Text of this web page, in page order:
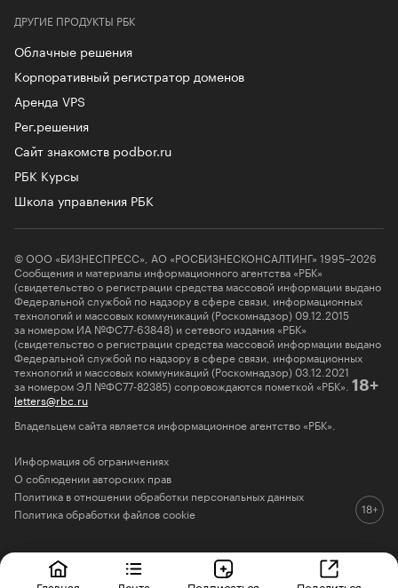
ДРУГИЕ ПРОДУКТЫ РБК
Облачные решения
Корпоративный регистратор доменов
Аренда VPS
Рег.решения
Сайт знакомств podbor.ru
РБК Курсы
Школа управления РБК
© ООО «БИЗНЕСПРЕСС», АО «РОСБИЗНЕСКОНСАЛТИНГ» 1995–2026
Сообщения и материалы информационного агентства «РБК»
(свидетельство о регистрации средства массовой информации выдано
Федеральной службой по надзору в сфере связи, информационных
технологий и массовых коммуникаций (Роскомнадзор) 09.12.2015
за номером ИА №ФС77-63848) и сетевого издания «РБК»
(свидетельство о регистрации средства массовой информации выдано
Федеральной службой по надзору в сфере связи, информационных
технологий и массовых коммуникаций (Роскомнадзор) 03.12.2021
за номером ЭЛ №ФС77-82385) сопровождаются пометкой «РБК». 18+
letters@rbc.ru
Владельцем сайта является информационное агентство «РБК».
Информация об ограничениях
О соблюдении авторских прав
Политика в отношении обработки персональных данных
Политика обработки файлов cookie